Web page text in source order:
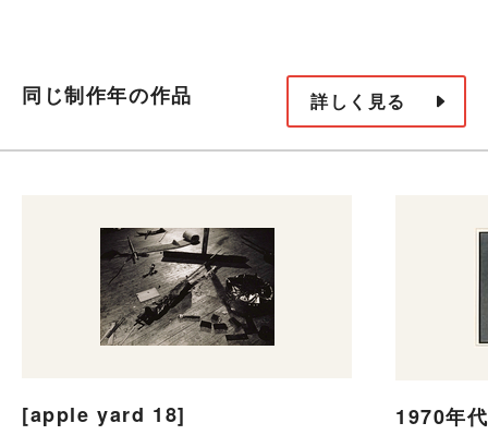
同じ制作年の作品 詳しく見る
[apple yard 18]
1970年